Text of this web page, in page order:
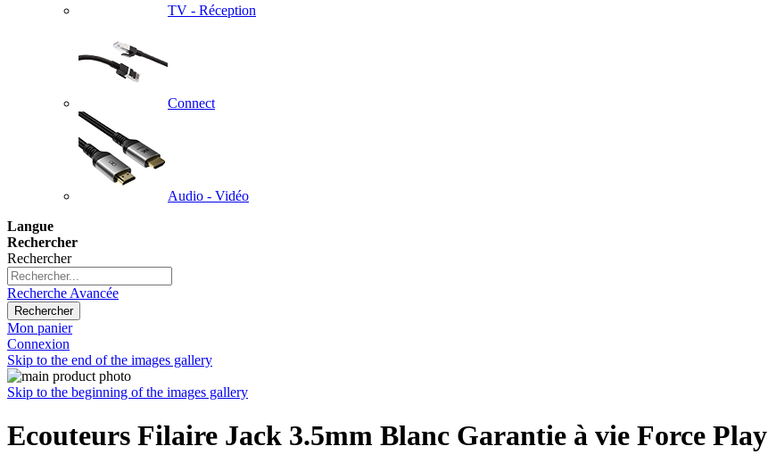
TV - Réception
Connect
Audio - Vidéo
Langue
Rechercher
Rechercher
Recherche Avancée
Rechercher
Mon panier
Connexion
Skip to the end of the images gallery
Skip to the beginning of the images gallery
Ecouteurs Filaire Jack 3.5mm Blanc Garantie à vie Force Play